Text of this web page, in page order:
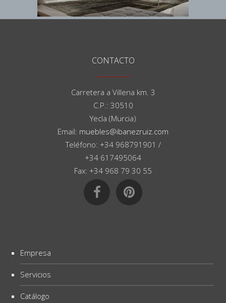
CONTACTO
Carretera a Villena km. 3
C.P.: 30510
Yecla (Murcia)
Email: muebles@ibanezruiz.com
Teléfono: +34 968791901 /
+34 617495064
Fax: +34 968 79 30 55
Empresa
Servicios
Catálogo